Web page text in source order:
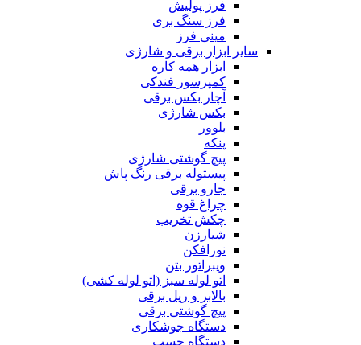
فرز پولیش
فرز سنگ بری
مینی فرز
سایر ابزار برقی و شارژی
ابزار همه کاره
کمپرسور فندکی
آچار بکس برقی
بکس شارژی
بلوور
پنکه
پیچ گوشتی شارژی
پیستوله برقی رنگ پاش
جارو برقی
چراغ قوه
چکش تخریب
شیارزن
نورافکن
ویبراتور بتن
اتو لوله سبز (اتو لوله کشی)
بالابر و ریل برقی
پیچ گوشتی برقی
دستگاه جوشکاری
دستگاه چسب